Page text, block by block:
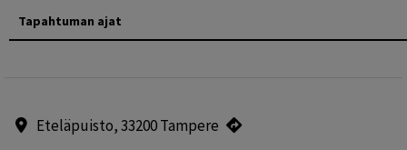
Tapahtuman ajat
Eteläpuisto, 33200 Tampere